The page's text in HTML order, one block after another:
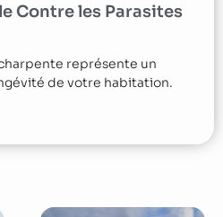
Contre les Parasites
représente un
de votre habitation.